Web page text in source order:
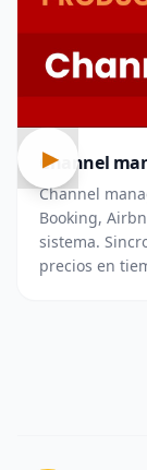
▶
Channel
Channel
Booking,
sistema.
precios en